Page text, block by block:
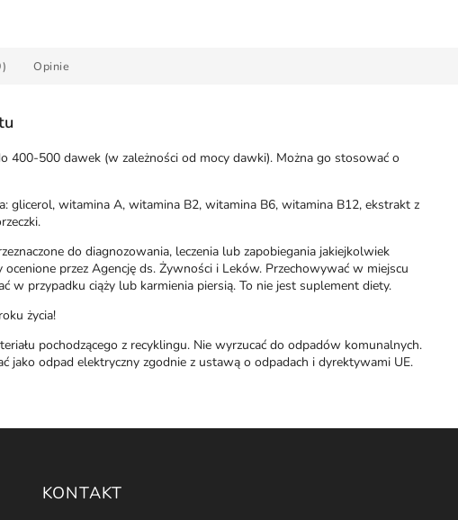
Opinie
400-500 dawek (w zależności od mocy dawki). Można go stosować o
glicerol, witamina A, witamina B2, witamina B6, witamina B12, ekstrakt z
do diagnozowania, leczenia lub zapobiegania jakiejkolwiek
ocenione przez Agencję ds. Żywności i Leków. Przechowywać w miejscu
w przypadku ciąży lub karmienia piersią. To nie jest suplement diety.
życia!
pochodzącego z recyklingu. Nie wyrzucać do odpadów komunalnych.
jako odpad elektryczny zgodnie z ustawą o odpadach i dyrektywami UE.
KONTAKT